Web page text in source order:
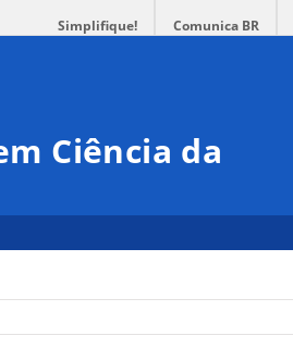
Simplifique! Comunica BR
Ciência da